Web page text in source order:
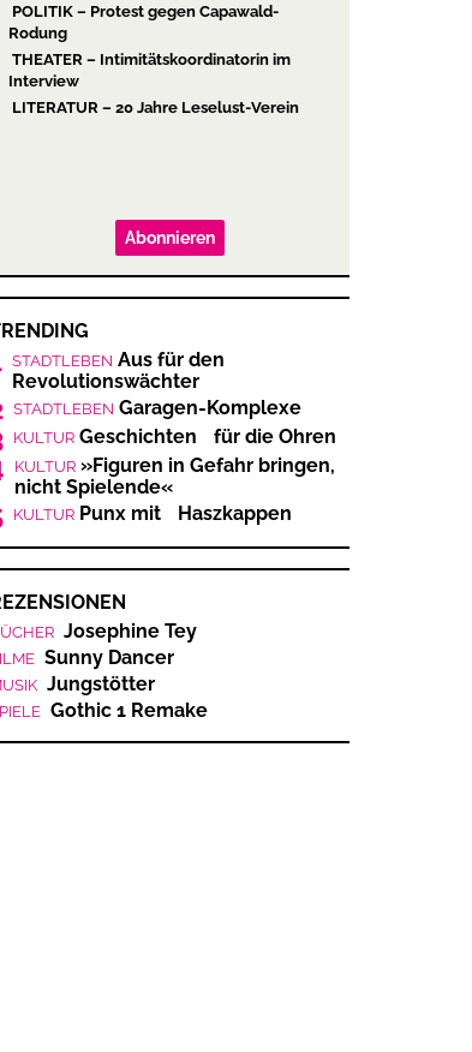
POLITIK – Protest gegen Capawald-
Rodung
THEATER – Intimitätskoordinatorin im
Interview
LITERATUR – 20 Jahre Leselust-Verein
Abonnieren
STADTLEBEN Aus für den
Revolutionswächter
STADTLEBEN Garagen-Komplexe
KULTUR Geschichten für die Ohren
KULTUR »Figuren in Gefahr bringen,
nicht Spielende«
KULTUR Punx mit Haszkappen
Josephine Tey
Sunny Dancer
Jungstötter
Gothic 1 Remake